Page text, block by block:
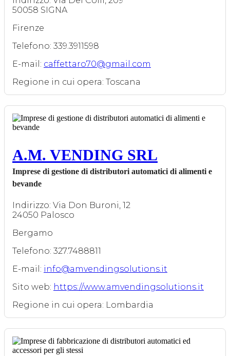
50058 SIGNA
Firenze
Telefono: 339.3911598
E-mail: caffettaro70@gmail.com
Regione in cui opera: Toscana
A.M. VENDING SRL
Imprese di gestione di distributori automatici di alimenti e
bevande
Indirizzo: Via Don Buroni, 12
24050 Palosco
Bergamo
Telefono: 327.7488811
E-mail: info@amvendingsolutions.it
Sito web: https://www.amvendingsolutions.it
Regione in cui opera: Lombardia